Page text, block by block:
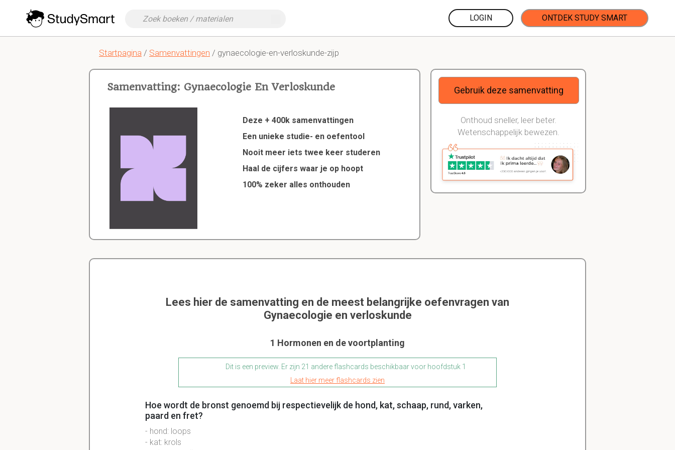
LOGIN ONTDEK STUDY SMART
Startpagina / Samenvattingen / gynaecologie-en-verloskunde-zijp
Samenvatting: Gynaecologie En Verloskunde
Deze + 400k samenvattingen
Een unieke studie- en oefentool
Nooit meer iets twee keer studeren
Haal de cijfers waar je op hoopt
100% zeker alles onthouden
Gebruik deze samenvatting
Onthoud sneller, leer beter.
Wetenschappelijk bewezen.
Lees hier de samenvatting en de meest belangrijke oefenvragen van
Gynaecologie en verloskunde
1 Hormonen en de voortplanting
Dit is een preview. Er zijn 21 andere flashcards beschikbaar voor hoofdstuk 1
Laat hier meer flashcards zien
Hoe wordt de bronst genoemd bij respectievelijk de hond, kat, schaap, rund, varken,
paard en fret?
- hond: loops
- kat: krols